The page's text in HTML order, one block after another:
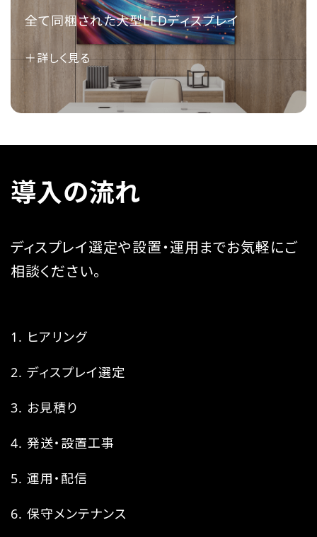
全て同梱された大型LEDディスプレイ
＋詳しく見る
導入の流れ
ディスプレイ選定や設置・運用までお気軽にご
相談ください。
ヒアリング
ディスプレイ選定
お見積り
発送・設置工事
運用・配信
保守メンテナンス